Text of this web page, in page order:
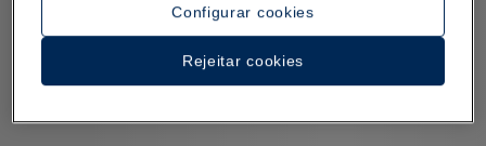
Configurar cookies
Rejeitar cookies